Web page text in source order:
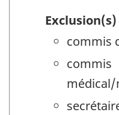
Exclusion(s)
commis
commis
médical/